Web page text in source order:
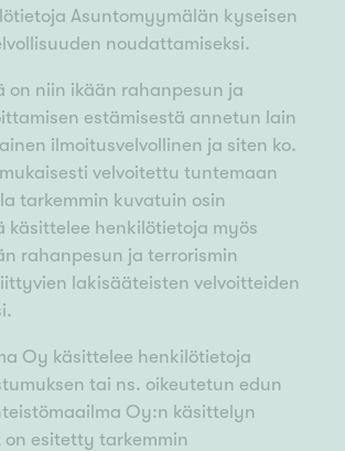
Asuntomyymälän kyseisen
noudattamiseksi.
on niin ikään rahanpesun ja
estämisestä annetun lain
ilmoitusvelvollinen ja siten ko.
velvoitettu tuntemaan
tarkemmin kuvatuin osin
käsittelee henkilötietoja myös
rahanpesun ja terrorismin
lakisääteisten velvoitteiden
Oy käsittelee henkilötietoja
tai ns. oikeutetun edun
Oy:n käsittelyn
on esitetty tarkemmin